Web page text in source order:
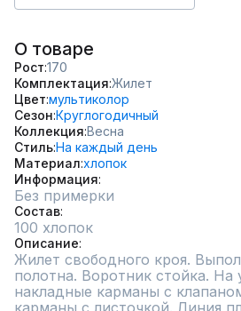
О товаре
Рост 170
Комплектация Жилет
Цвет мультиколор
Сезон Круглогодичный
Коллекция Весна
СтильНа каждый день
Материал хлопок
Информация
Без примерки
Состав
100 хлопок
Описание
Жилет свободного кроя.
полотна. Воротник стойка. На
накладные карманы с
карманы с листочкой. Линия